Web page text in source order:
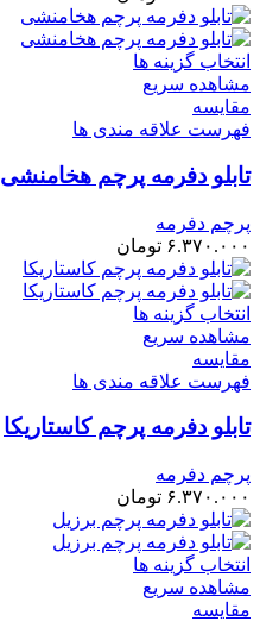
انتخاب گزینه ها
مشاهده سریع
مقایسه
فهرست علاقه مندی ها
تابلو دفرمه پرچم هخامنشی
پرچم دفرمه
۶.۳۷۰.۰۰۰ تومان
انتخاب گزینه ها
مشاهده سریع
مقایسه
فهرست علاقه مندی ها
تابلو دفرمه پرچم کاستاریکا
پرچم دفرمه
۶.۳۷۰.۰۰۰ تومان
انتخاب گزینه ها
مشاهده سریع
مقایسه